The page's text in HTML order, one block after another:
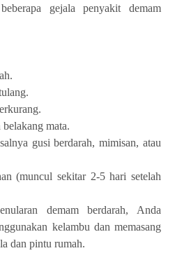
gejala penyakit demam
mata.
gusi berdarah, mimisan, atau
(muncul sekitar 2-5 hari setelah
demam berdarah, Anda
kelambu dan memasang
dan pintu rumah.